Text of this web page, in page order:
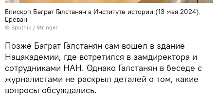
Епископ Баграт Галстанян в Институте истории (13 мая 2024).
Еревaн
© Sputnik / Stringer
Позже Баграт Галстанян сам вошел в здание
Нацакадемии, где встретился в замдиректора и
сотрудниками НАН. Однако Галстанян в беседе с
журналистами не раскрыл деталей о том, какие
вопросы обсуждались.